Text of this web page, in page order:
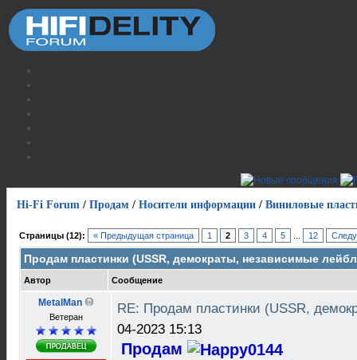
Hi-Fi Forum / Продам / Носители информации / Виниловые
Страницы (12): « Предыдущая страница 1 2 3 4 5 12
Продам пластинки (USSR, демократы, независимые
Автор Сообщение
MetalMan
Ветеран
RE: Продам пластинки (USSR,
04-2023 15:13
Продам